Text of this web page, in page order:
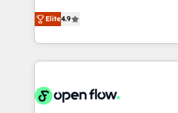
revenue automation 🏢 Real
portfolio and lifecycle
HIPAA-aware; CASL-
implementations where required 💡 Why
Toronto, London and Melbourne. As a
HubSpot partner, we
sophisticated B2B
HubSpot CRM platform
industrial/manufacturing,
Elite4.9